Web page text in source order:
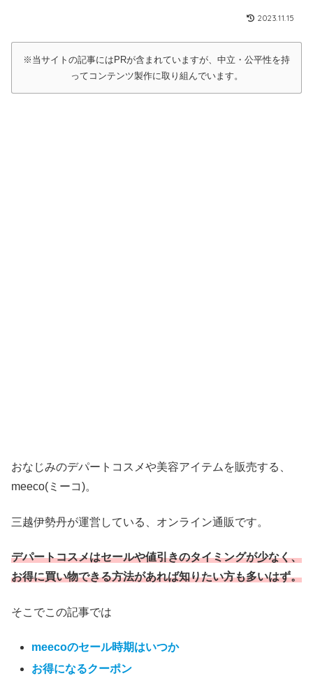
2023.11.15
※当サイトの記事にはPRが含まれていますが、中立・公平性を持
ってコンテンツ製作に取り組んでいます。
おなじみのデパートコスメや美容アイテムを販売する、
meeco(ミーコ)。
三越伊勢丹が運営している、オンライン通販です。
デパートコスメはセールや値引きのタイミングが少なく、
お得に買い物できる方法があれば知りたい方も多いはず。
そこでこの記事では
meecoのセール時期はいつか
お得になるクーポン